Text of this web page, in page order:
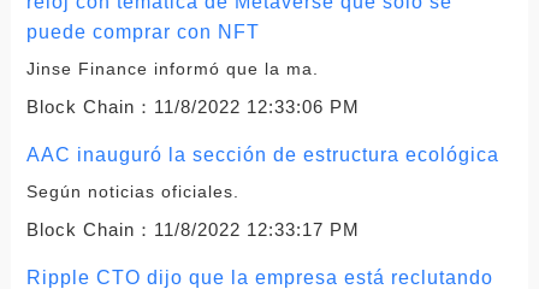
puede comprar con NFT
Jinse Finance informó que la ma.
Block Chain： 11/8/2022 12:33:06 PM
AAC inauguró la sección de estructura ecológica
Según noticias oficiales.
Block Chain： 11/8/2022 12:33:17 PM
Ripple CTO dijo que la empresa está reclutando